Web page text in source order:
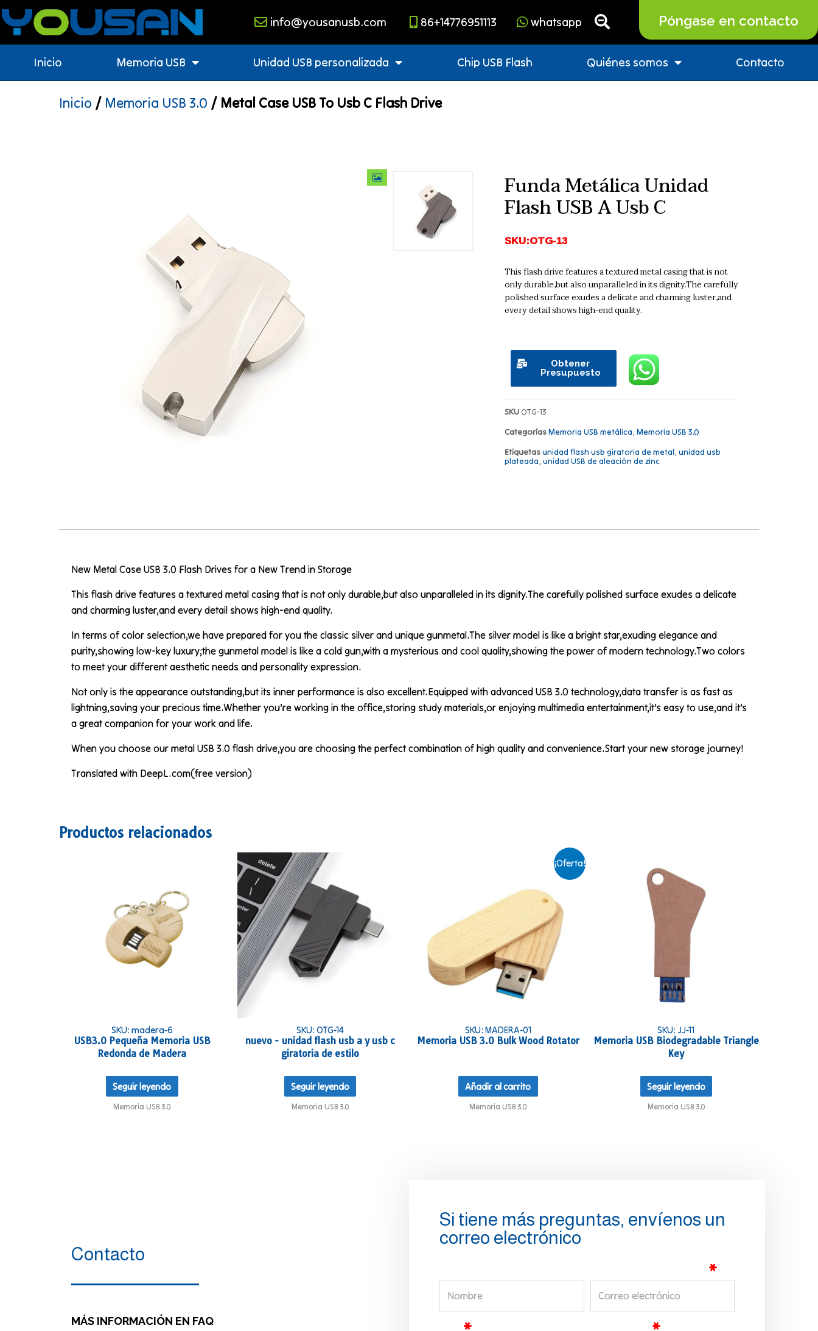
info@yousanusb.com 86+14776951113 whatsapp Póngase en contacto
Inicio Memoria USB Unidad USB personalizada Chip USB Flash Quiénes somos Contacto
Inicio / Memoria USB 3.0 / Metal Case USB To Usb C Flash Drive
Funda Metálica Unidad
Flash USB A Usb C
SKU:OTG-13
This flash drive features a textured metal casing that is not
only durable,but also unparalleled in its dignity.The carefully
polished surface exudes a delicate and charming luster,and
every detail shows high-end quality.
Obtener
Presupuesto
SKUOTG-13
CategoríasMemoria USB metálica, Memoria USB 3.0
Etiquetasunidad flash usb giratoria de metal, unidad usb
plateada, unidad USB de aleación de zinc
New Metal Case USB 3.0 Flash Drives for a New Trend in Storage
This flash drive features a textured metal casing that is not only durable,but also unparalleled in its dignity.The carefully polished surface exudes a delicate
and charming luster,and every detail shows high-end quality.
In terms of color selection,we have prepared for you the classic silver and unique gunmetal.The silver model is like a bright star,exuding elegance and
purity,showing low-key luxury;the gunmetal model is like a cold gun,with a mysterious and cool quality,showing the power of modern technology.Two colors
to meet your different aesthetic needs and personality expression.
Not only is the appearance outstanding,but its inner performance is also excellent.Equipped with advanced USB 3.0 technology,data transfer is as fast as
lightning,saving your precious time.Whether you’re working in the office,storing study materials,or enjoying multimedia entertainment,it’s easy to use,and it’s
a great companion for your work and life.
When you choose our metal USB 3.0 flash drive,you are choosing the perfect combination of high quality and convenience.Start your new storage journey!
Translated with DeepL.com(free version)
Productos relacionados
SKU: madera-6
USB3.0 Pequeña Memoria USB
Redonda de Madera
Seguir leyendo
Memoria USB 3.0
SKU: OTG-14
nuevo - unidad flash usb a y usb c
giratoria de estilo
Seguir leyendo
Memoria USB 3.0
¡Oferta!
SKU: MADERA-01
Memoria USB 3.0 Bulk Wood Rotator
Añadir al carrito
Memoria USB 3.0
SKU: JJ-11
Memoria USB Biodegradable Triangle
Key
Seguir leyendo
Memoria USB 3.0
Contacto
MÁS INFORMACIÓN EN FAQ
Si tiene más preguntas, envíenos un
correo electrónico